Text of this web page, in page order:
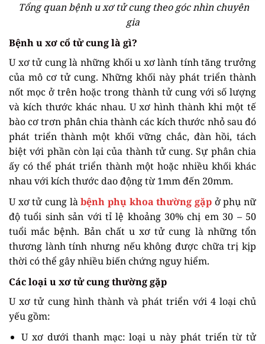
Tổng quan bệnh u xơ tử cung theo góc nhìn chuyên
gia
Bệnh u xơ cổ tử cung là gì?
U xơ tử cung là những khối u xơ lành tính tăng trưởng
của mô cơ tử cung. Những khối này phát triển thành
nốt mọc ở trên hoặc trong thành tử cung với số lượng
và kích thước khác nhau. U xơ hình thành khi một tế
bào cơ trơn phân chia thành các kích thước nhỏ sau đó
phát triển thành một khối vững chắc, đàn hồi, tách
biệt với phần còn lại của thành tử cung. Sự phân chia
ấy có thể phát triển thành một hoặc nhiều khối khác
nhau với kích thước dao động từ 1mm đến 20mm.
U xơ tử cung làbệnh phụ khoa thường gặp ở phụ nữ
độ tuổi sinh sản với tỉ lệ khoảng 30% chị em 30 – 50
tuổi mắc bệnh. Bản chất u xơ tử cung là những tổn
thương lành tính nhưng nếu không được chữa trị kịp
thời có thể gây nhiều biến chứng nguy hiểm.
Các loại u xơ tử cung thường gặp
U xơ tử cung hình thành và phát triển với 4 loại chủ
yếu gồm:
U xơ dưới thanh mạc: loại u này phát triển từ tử